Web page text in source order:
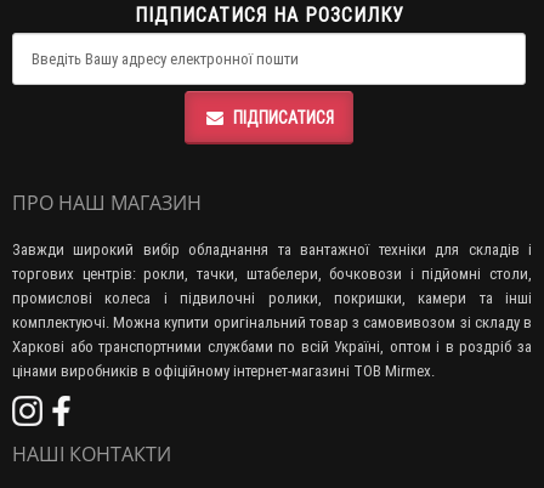
ПІДПИСАТИСЯ НА РОЗСИЛКУ
ПІДПИСАТИСЯ
ПРО НАШ МАГАЗИН
Завжди широкий вибір обладнання та вантажної техніки для складів і
торгових центрів: рокли, тачки, штабелери, бочковози і підйомні столи,
промислові колеса і підвилочні ролики, покришки, камери та інші
комплектуючі. Можна купити оригінальний товар з самовивозом зі складу в
Харкові або транспортними службами по всій Україні, оптом і в роздріб за
цінами виробників в офіційному інтернет-магазині ТОВ Mirmex.
НАШІ КОНТАКТИ